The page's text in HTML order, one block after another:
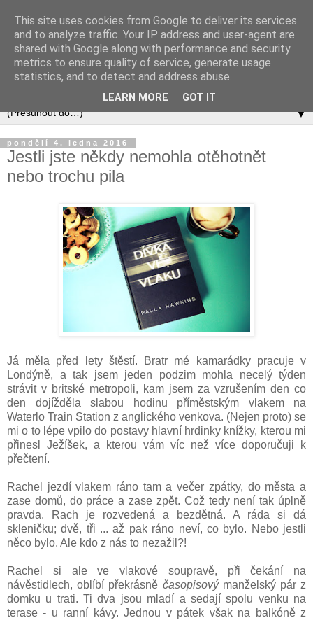
▼
pondělí 4. ledna 2016
Jestli jste někdy nemohla otěhotnět
nebo trochu pila
Já měla před lety štěstí. Bratr mé kamarádky pracuje v
Londýně, a tak jsem jeden podzim mohla necelý týden
strávit v britské metropoli, kam jsem za vzrušením den co
den dojížděla slabou hodinu příměstským vlakem na
Waterlo Train Station z anglického venkova. (Nejen proto) se
mi o to lépe vpilo do postavy hlavní hrdinky knížky, kterou mi
přinesl Ježíšek, a kterou vám víc než více doporučuji k
přečtení.
Rachel jezdí vlakem ráno tam a večer zpátky, do města a
zase domů, do práce a zase zpět. Což tedy není tak úplně
pravda. Rach je rozvedená a bezdětná. A ráda si dá
skleničku; dvě, tři ... až pak ráno neví, co bylo. Nebo jestli
něco bylo. Ale kdo z nás to nezažil?!
Rachel si ale ve vlakové soupravě, při čekání na
návěstidlech, oblíbí překrásně časopisovýmanželský pár z
domku u trati. Ti dva jsou mladí a sedají spolu venku na
terase - u ranní kávy. Jednou v pátek však na balkóně z
This site uses cookies from Google to deliver its services
and to analyze traffic. Your IP address and user-agent are
shared with Google along with performance and security
metrics to ensure quality of service, generate usage
statistics, and to detect and address abuse.
LEARN MORE GOT IT